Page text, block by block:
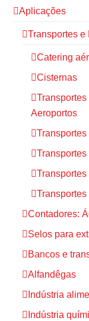
Aplicações
Transportes e
Catering
Cisternas
Aeroportos
Contadores:
Selos para
Bancos e
Alfandêgas
Indústria
Indústria